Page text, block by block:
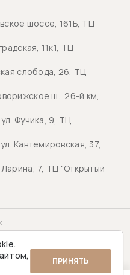
шоссе, 161Б, ТЦ
11к1, ТЦ
слобода, 26, ТЦ
ш., 26-й км,
Фучика, 9, ТЦ
Кантемировская, 37,
7, ТЦ "Открытый
ПРИНЯТЬ